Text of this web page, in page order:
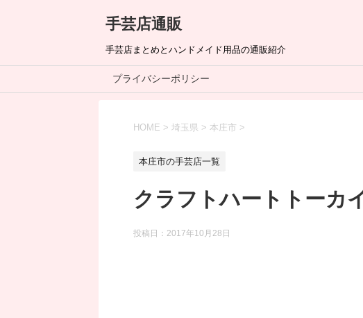
手芸店通販
手芸店まとめとハンドメイド用品の通販紹介
プライバシーポリシー
HOME > 埼玉県 > 本庄市 >
本庄市の手芸店一覧
クラフトハートトーカ
投稿日： 2017年10月28日